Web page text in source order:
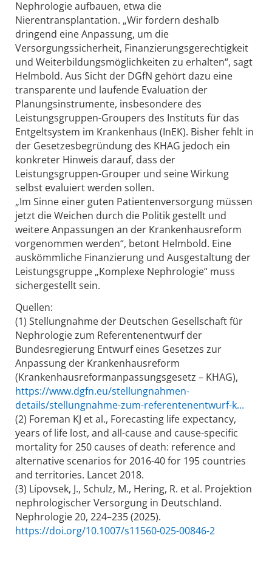
Nephrologie aufbauen, etwa die
Nierentransplantation. „Wir fordern deshalb
dringend eine Anpassung, um die
Versorgungssicherheit, Finanzierungsgerechtigkeit
und Weiterbildungsmöglichkeiten zu erhalten“, sagt
Helmbold. Aus Sicht der DGfN gehört dazu eine
transparente und laufende Evaluation der
Planungsinstrumente, insbesondere des
Leistungsgruppen-Groupers des Instituts für das
Entgeltsystem im Krankenhaus (InEK). Bisher fehlt in
der Gesetzesbegründung des KHAG jedoch ein
konkreter Hinweis darauf, dass der
Leistungsgruppen-Grouper und seine Wirkung
selbst evaluiert werden sollen.
„Im Sinne einer guten Patientenversorgung müssen
jetzt die Weichen durch die Politik gestellt und
weitere Anpassungen an der Krankenhausreform
vorgenommen werden“, betont Helmbold. Eine
auskömmliche Finanzierung und Ausgestaltung der
Leistungsgruppe „Komplexe Nephrologie“ muss
sichergestellt sein.
Quellen:
(1) Stellungnahme der Deutschen Gesellschaft für
Nephrologie zum Referentenentwurf der
Bundesregierung Entwurf eines Gesetzes zur
Anpassung der Krankenhausreform
(Krankenhausreformanpassungsgesetz – KHAG),
https://www.dgfn.eu/stellungnahmen-
details/stellungnahme-zum-referentenentwurf-k...
(2) Foreman KJ et al., Forecasting life expectancy,
years of life lost, and all-cause and cause-specific
mortality for 250 causes of death: reference and
alternative scenarios for 2016-40 for 195 countries
and territories. Lancet 2018.
(3) Lipovsek, J., Schulz, M., Hering, R. et al. Projektion
nephrologischer Versorgung in Deutschland.
Nephrologie 20, 224–235 (2025).
https://doi.org/10.1007/s11560-025-00846-2